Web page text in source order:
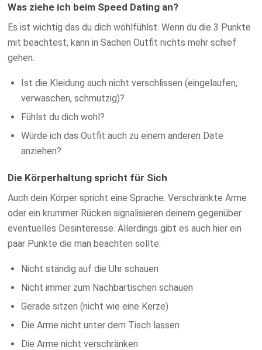
Was ziehe ich beim Speed Dating an?
Es ist wichtig das du dich wohlfühlst. Wenn du die 3 Punkte
mit beachtest, kann in Sachen Outfit nichts mehr schief
gehen.
Ist die Kleidung auch nicht verschlissen (eingelaufen,
verwaschen, schmutzig)?
Fühlst du dich wohl?
Würde ich das Outfit auch zu einem anderen Date
anziehen?
Die Körperhaltung spricht für Sich
Auch dein Körper spricht eine Sprache. Verschränkte Arme
oder ein krummer Rücken signalisieren deinem gegenüber
eventuelles Desinteresse. Allerdings gibt es auch hier ein
paar Punkte die man beachten sollte:
Nicht ständig auf die Uhr schauen
Nicht immer zum Nachbartischen schauen
Gerade sitzen (nicht wie eine Kerze)
Die Arme nicht unter dem Tisch lassen
Die Arme nicht verschränken